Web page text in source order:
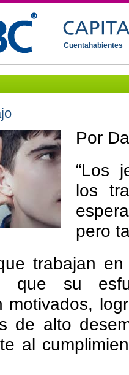
Cuentahabientes
Por
“Los
los
pero
trabajan
que su
motivados,
de alto
al